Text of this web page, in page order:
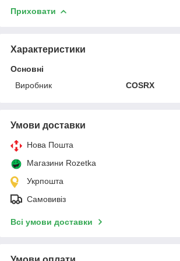
Приховати
Характеристики
Основні
Виробник
COSRX
Умови доставки
Нова Пошта
Магазини Rozetka
Укрпошта
Самовивіз
Всі умови доставки